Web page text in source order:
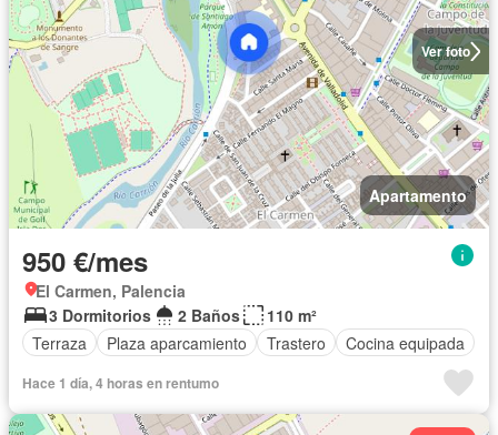
Ver foto
Apartamento
950 €/mes
El Carmen, Palencia
3 Dormitorios
2 Baños
110 m²
Terraza
Plaza aparcamiento Trastero Cocina equipada
Hace 1 día, 4 horas en rentumo